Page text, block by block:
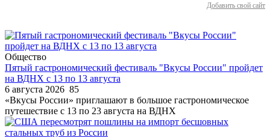
Добавить свой сайт
Общество
Пятый гастрономический фестиваль "Вкусы России" пройдет
на ВДНХ с 13 по 13 августа
6 августа 2026 85
«Вкусы России» приглашают в большое гастрономическое
путешествие с 13 по 23 августа на ВДНХ